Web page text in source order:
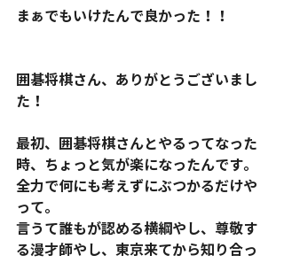
まぁでもいけたんで良かった！！
囲碁将棋さん、ありがとうございまし
た！
最初、囲碁将棋さんとやるってなった
時、ちょっと気が楽になったんです。
全力で何にも考えずにぶつかるだけや
って。
言うて誰もが認める横綱やし、尊敬す
る漫才師やし、東京来てから知り合っ